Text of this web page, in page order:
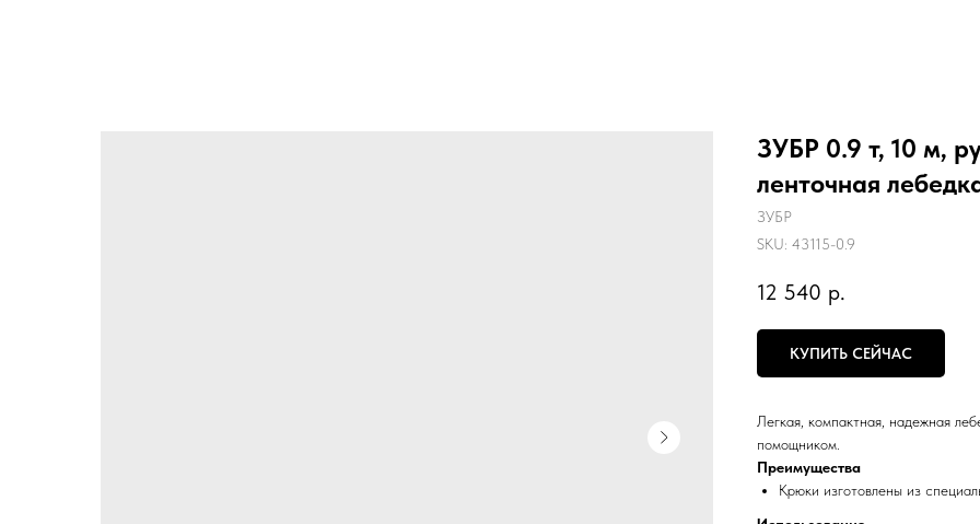
ЗУБР 0.9 т, 10 м,
ленточная
ЗУБР
SKU: 43115-0.9
12 540 р.
КУПИТЬ СЕЙЧАС
Легкая, компактная, надежная
помощником.
Преимущества
Крюки изготовлены из